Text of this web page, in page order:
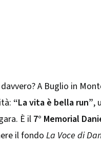
A Buglio in
“La vita è bella run”,
È il 7° Memorial
il fondoLa Voce di